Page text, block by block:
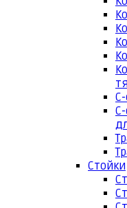
Стойки